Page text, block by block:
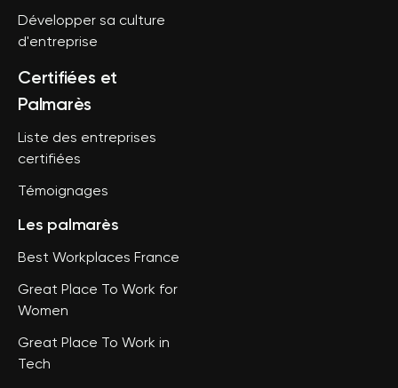
Développer sa culture
d'entreprise
Certifiées et
Palmarès
Liste des entreprises
certifiées
Témoignages
Les palmarès
Best Workplaces France
Great Place To Work for
Women
Great Place To Work in
Tech